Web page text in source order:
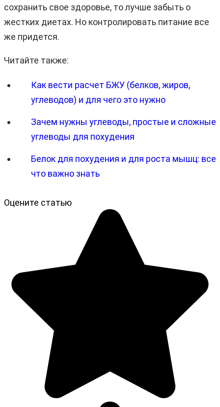
сохранить свое здоровье, то лучше забыть о
жестких диетах. Но контролировать питание все
же придется.
Читайте также:
Как вести расчет БЖУ (белков, жиров,
углеводов) и для чего это нужно
Зачем нужны углеводы, простые и сложные
углеводы для похудения
Белок для похудения и для роста мышц: все
что важно знать
Оцените статью